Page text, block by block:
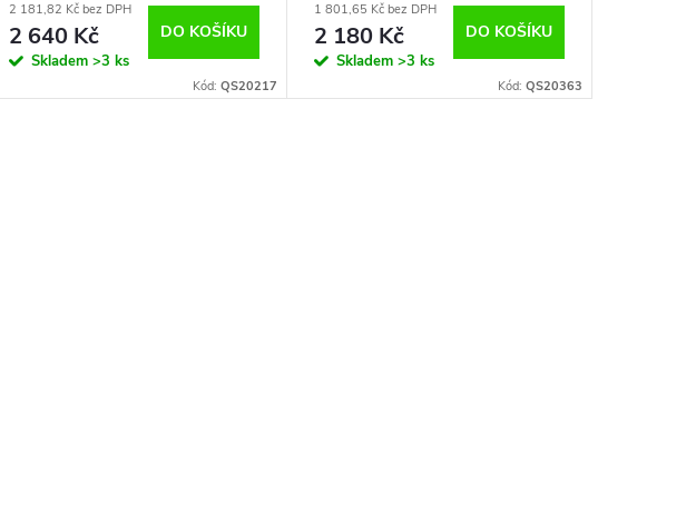
M87, M87TU
2 181,82 Kč bez DPH
2 640 Kč
Skladem >3 ks
DO KOŠÍKU
Kód: QS20217
1 801,65 Kč bez DPH
2 180 Kč
Skladem >3 ks
DO KOŠÍKU
Kód: QS20363